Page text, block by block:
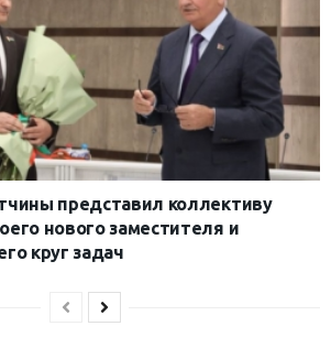
представил коллективу
нового заместителя и
круг задач